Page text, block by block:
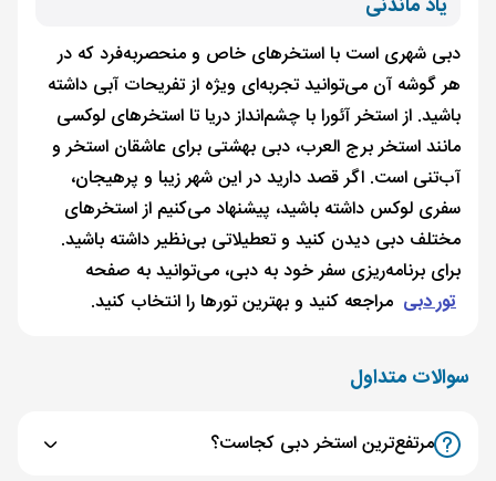
یاد ماندنی
دبی شهری است با استخرهای خاص و منحصربه‌فرد که در
هر گوشه آن می‌توانید تجربه‌ای ویژه از تفریحات آبی داشته
باشید. از استخر آئورا با چشم‌انداز دریا تا استخرهای لوکسی
مانند استخر برج العرب، دبی بهشتی برای عاشقان استخر و
آب‌تنی است. اگر قصد دارید در این شهر زیبا و پرهیجان،
سفری لوکس داشته باشید، پیشنهاد می‌کنیم از استخرهای
مختلف دبی دیدن کنید و تعطیلاتی بی‌نظیر داشته باشید.
برای برنامه‌ریزی سفر خود به دبی، می‌توانید به صفحه
تور دبی مراجعه کنید و بهترین تورها را انتخاب کنید.
سوالات متداول
مرتفع‌ترین استخر دبی کجاست؟